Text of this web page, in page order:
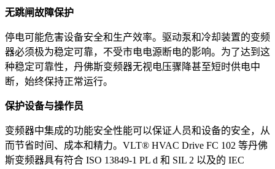
无跳闸故障保护
停电可能危害设备安全和生产效率。驱动泵和冷却装置的变频
器必须极为稳定可靠，不受市电电源断电的影响。为了达到这
种稳定可靠性，丹佛斯变频器无视电压骤降甚至短时供电中
断，始终保持正常运行。
保护设备与操作员
变频器中集成的功能安全性能可以保证人员和设备的安全，从
而节省时间、成本和精力。VLT® HVAC Drive FC 102 等丹佛
斯变频器具有符合 ISO 13849-1 PL d 和 SIL 2 以及的 IEC